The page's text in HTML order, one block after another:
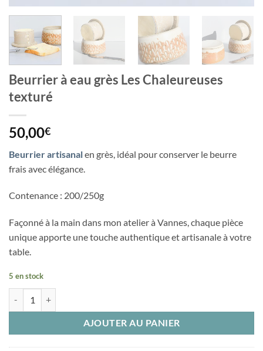
Beurrier à eau grès Les Chaleureuses
texturé
50,00€
Beurrier artisanalen grès, idéal pour conserver le beurre
frais avec élégance.
Contenance : 200/250g
Façonné à la main dans mon atelier à Vannes, chaque pièce
unique apporte une touche authentique et artisanale à votre
table.
5 en stock
AJOUTER AU PANIER